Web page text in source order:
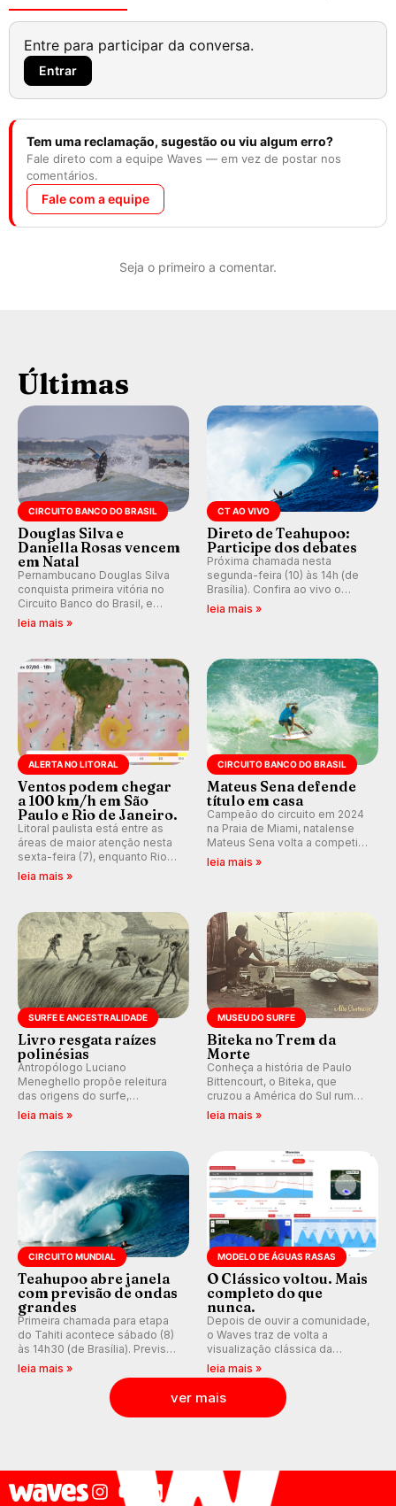
Entre para participar da conversa.
Entrar
Tem uma reclamação, sugestão ou viu algum erro?
Fale direto com a equipe Waves — em vez de postar nos
comentários.
Fale com a equipe
Seja o primeiro a comentar.
Últimas
CIRCUITO BANCO DO BRASIL
Douglas Silva e
Daniella Rosas vencem
em Natal
Pernambucano Douglas Silva
conquista primeira vitória no
Circuito Banco do Brasil, e
peruana Daniella Rosas vence
(RN).
leia mais »
CT AO VIVO
Direto de Teahupoo:
Participe dos debates
Próxima chamada nesta
segunda-feira (10) às 14h (de
Brasília). Confira ao vivo o
Outerknown Tahiti Pro 2026 e
leia mais »
ALERTA NO LITORAL
Ventos podem chegar
a 100 km/h em São
Paulo e Rio de Janeiro.
Litoral paulista está entre as
áreas de maior atenção nesta
sexta-feira (7), enquanto Rio
de Janeiro também recebe
km/h em Itanhaém.
leia mais »
CIRCUITO BANCO DO BRASIL
Mateus Sena defende
título em casa
Campeão do circuito em 2024
na Praia de Miami, natalense
Mateus Sena volta a competir
em casa em busca de manter a
leia mais »
SURFE E ANCESTRALIDADE
Livro resgata raízes
polinésias
Antropólogo Luciano
Meneghello propõe releitura
das origens do surfe,
resgatando a cultura polinésia
prática em esporte e indústria.
leia mais »
MUSEU DO SURFE
Biteka no Trem da
Morte
Conheça a história de Paulo
Bittencourt, o Biteka, que
cruzou a América do Sul rumo
ao Pacífico em uma jornada
leia mais »
CIRCUITO MUNDIAL
Teahupoo abre janela
com previsão de ondas
grandes
Primeira chamada para etapa
do Tahiti acontece sábado (8)
às 14h30 (de Brasília). Previsão
indica swell consistente.
Medina embarca para evento e
WSL divulga baterias, com
Kelly Slater convidado.
leia mais »
MODELO DE ÁGUAS RASAS
O Clássico voltou. Mais
completo do que
nunca.
Depois de ouvir a comunidade,
o Waves traz de volta a
visualização clássica da
previsão de águas rasas,
agora integrada à nova
plataforma e com previsão das
ondas para até 16 dias.
leia mais »
ver mais